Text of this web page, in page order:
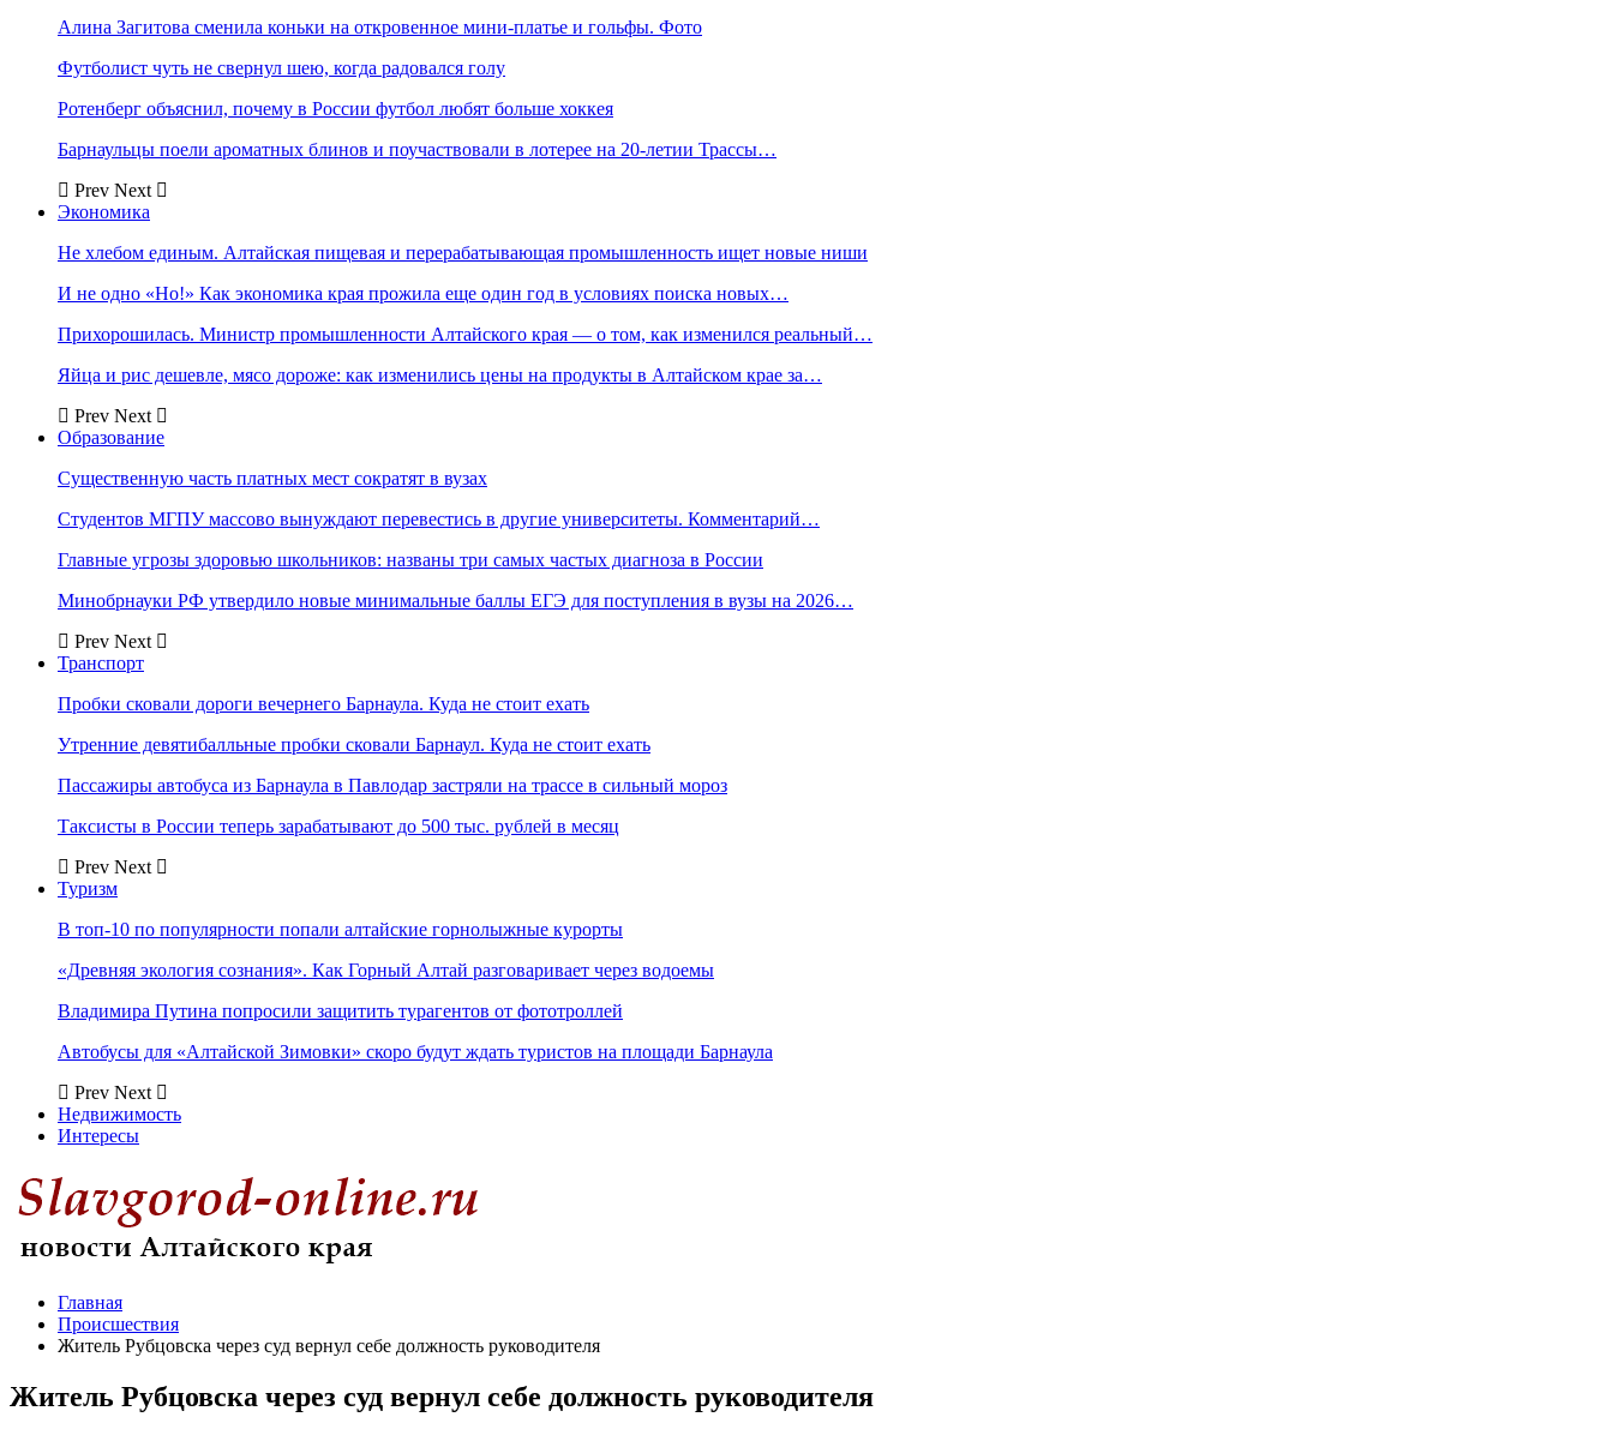
Алина Загитова сменила коньки на откровенное мини-платье и гольфы. Фото
Футболист чуть не свернул шею, когда радовался голу
Ротенберг объяснил, почему в России футбол любят больше хоккея
Барнаульцы поели ароматных блинов и поучаствовали в лотерее на 20-летии Трассы…
Prev Next
Экономика
Не хлебом единым. Алтайская пищевая и перерабатывающая промышленность ищет новые ниши
И не одно «Но!» Как экономика края прожила еще один год в условиях поиска новых…
Прихорошилась. Министр промышленности Алтайского края — о том, как изменился реальный…
Яйца и рис дешевле, мясо дороже: как изменились цены на продукты в Алтайском крае за…
Prev Next
Образование
Существенную часть платных мест сократят в вузах
Студентов МГПУ массово вынуждают перевестись в другие университеты. Комментарий…
Главные угрозы здоровью школьников: названы три самых частых диагноза в России
Минобрнауки РФ утвердило новые минимальные баллы ЕГЭ для поступления в вузы на 2026…
Prev Next
Транспорт
Пробки сковали дороги вечернего Барнаула. Куда не стоит ехать
Утренние девятибалльные пробки сковали Барнаул. Куда не стоит ехать
Пассажиры автобуса из Барнаула в Павлодар застряли на трассе в сильный мороз
Таксисты в России теперь зарабатывают до 500 тыс. рублей в месяц
Prev Next
Туризм
В топ-10 по популярности попали алтайские горнолыжные курорты
«Древняя экология сознания». Как Горный Алтай разговаривает через водоемы
Владимира Путина попросили защитить турагентов от фототроллей
Автобусы для «Алтайской Зимовки» скоро будут ждать туристов на площади Барнаула
Prev Next
Недвижимость
Интересы
Главная
Происшествия
Житель Рубцовска через суд вернул себе должность руководителя
Житель Рубцовска через суд вернул себе должность руководителя